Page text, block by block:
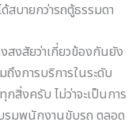
สบายกว่ารถตู้ธรรมดา
งสัยว่าเกี่ยวข้องกันยัง
ถึงการบริการในระดับ
สิ่งครับ ไม่ว่าจะเป็นการ
รมพนักงานขับรถ ตลอด